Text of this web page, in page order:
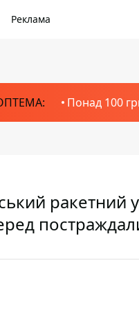
Реклама
Понад 100
ракетний